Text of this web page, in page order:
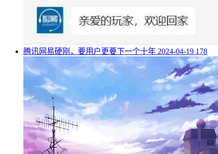
​腾讯网易硬刚，要用户更要下一个十年 2024-04-19 178